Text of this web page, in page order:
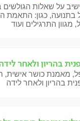
על שאלות הגולשים
בתנועה, כגון: התאמת
התרגילים ועוד
בהריון ולאחר
מאמנת כושר אישית,